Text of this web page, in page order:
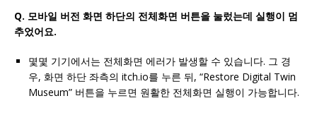
Q. 모바일 버전 화면 하단의 전체화면 버튼을 눌렀는데 실행이 멈
추었어요.
몇몇 기기에서는 전체화면 에러가 발생할 수 있습니다. 그 경
우, 화면 하단 좌측의 itch.io를 누른 뒤, “Restore Digital Twin
Museum” 버튼을 누르면 원활한 전체화면 실행이 가능합니다.